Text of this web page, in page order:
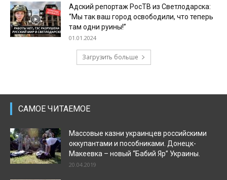
Адский репортаж РосТВ из Светлодарска:
“Мы так ваш город освободили, что теперь
там одни руины!”
01.01.2024
Загрузить больше
САМОЕ ЧИТАЕМОЕ
Массовые казни украинцев российскими
оккупантами и пособниками. Донецк-
Макеевка – новый “Бабий Яр” Украины.
20.04.2019